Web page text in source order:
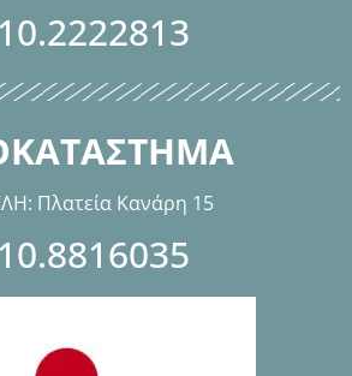
Πλατεία Κανάρη 15